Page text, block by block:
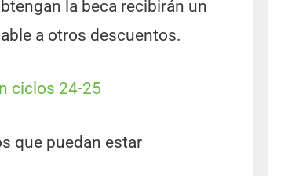
la beca recibirán un
a otros descuentos.
ciclos 24-25
que puedan estar